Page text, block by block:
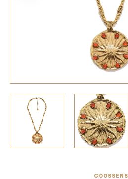
GOOSSENS